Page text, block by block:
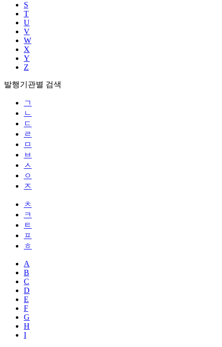
S
T
U
V
W
X
Y
Z
발행기관별 검색
ㄱ
ㄴ
ㄷ
ㄹ
ㅁ
ㅂ
ㅅ
ㅇ
ㅈ
ㅊ
ㅋ
ㅌ
ㅍ
ㅎ
A
B
C
D
E
F
G
H
I